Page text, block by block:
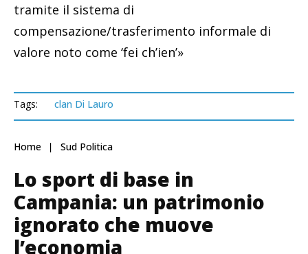
tramite il sistema di
compensazione/trasferimento informale di
valore noto come ‘fei ch’ien’»
Tags: clan Di Lauro
Home Sud Politica
Lo sport di base in
Campania: un patrimonio
ignorato che muove
l’economia